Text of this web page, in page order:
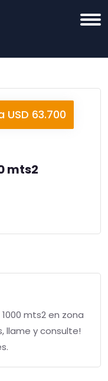
USD 63.700
mts2
mts2 en zona
llame y consulte!